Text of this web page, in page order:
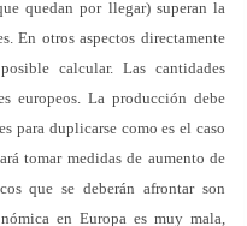
quedan por llegar) superan la
En otros aspectos directamente
calcular. Las cantidades
europeos. La producción debe
para duplicarse como es el caso
tomar medidas de aumento de
que se deberán afrontar son
en Europa es muy mala,